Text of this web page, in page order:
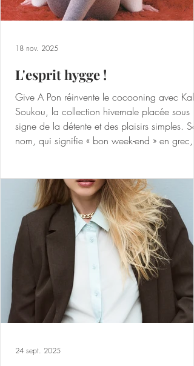
L'esprit hygge !
Give A Pon réinvente le cocooning avec Kalo
Soukou, la collection hivernale placée sous le
signe de la détente et des plaisirs simples.
nom, qui signifie « bon week-end » en grec,
la main en Grèce par une entreprise familiale,
chaque paire de chaussons est unique, ornée
de broderies colorées et de pompons en laine
de mouton. L’art de faire du chausson un
accessoire de mode à pa
18 nov. 2025
24 sept. 2025